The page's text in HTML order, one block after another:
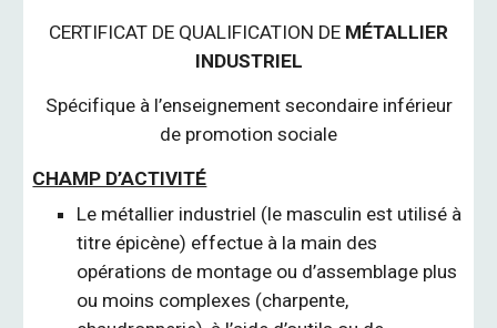
CERTIFICAT DE QUALIFICATION DE MÉTALLIER
INDUSTRIEL
Spécifique à l’enseignement secondaire inférieur
de promotion sociale
CHAMP D’ACTIVITÉ
Le métallier industriel (le masculin est utilisé à
titre épicène) effectue à la main des
opérations de montage ou d’assemblage plus
ou moins complexes (charpente,